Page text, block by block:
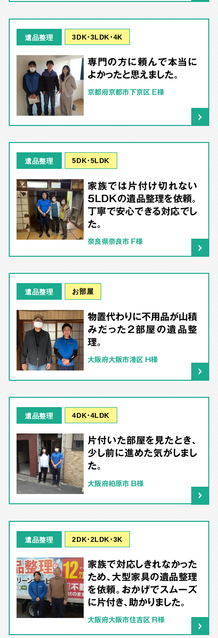
遺品整理 3DK･3LDK･4K
専門の方に頼んで本当に
よかったと思えました。
京都府京都市下京区 E様
遺品整理 5DK･5LDK
家族では片付け切れない
5LDKの遺品整理を依頼。
丁寧で安心できる対応でし
た。
奈良県奈良市 F様
遺品整理 お部屋
物置代わりに不用品が山積
みだった2部屋の遺品整
理。
大阪府大阪市港区 H様
遺品整理 4DK･4LDK
片付いた部屋を見たとき、
少し前に進めた気がしまし
た。
大阪府柏原市 B様
遺品整理 2DK･2LDK･3K
家族で対応しきれなかった
ため、大型家具の遺品整理
を依頼。おかげでスムーズ
に片付き、助かりました。
大阪府大阪市住吉区 R様